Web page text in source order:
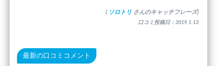
( ソロトリ さんのキャッチフレーズ)
口コミ投稿日：2019.1.13
最新の口コミコメント